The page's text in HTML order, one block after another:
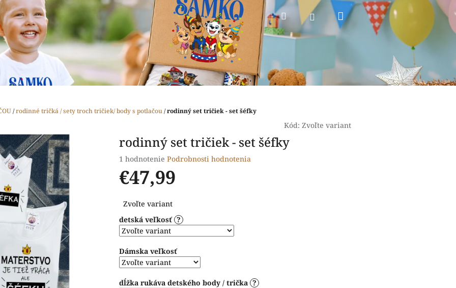
HľadaťPrihlásenieNákupný
/rodinné tričká / sety troch tričiek/ body s potlačou/rodinný set tričiek - set šéfky
Kód: Zvoľte variant
rodinný set tričiek - set šéfky
Priemerné
hodnotenie
produktu
5,0
5
hviezdičiek.
1 hodnotenie Podrobnosti hodnotenia
€47,99
cena:
Zvoľte variant
detská veľkosť ?
Dámska veľkosť
dĺžka rukáva detského body / trička ?